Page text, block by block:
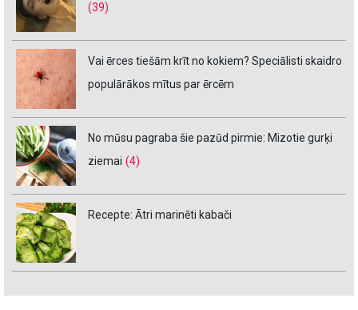
(39)
Vai ērces tiešām krīt no kokiem? Speciālisti skaidro
populārākos mītus par ērcēm
No mūsu pagraba šie pazūd pirmie: Mizotie gurķi
ziemai (4)
Recepte: Ātri marinēti kabači